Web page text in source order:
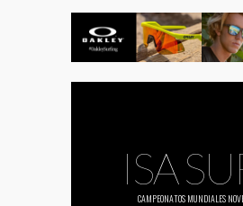
ISA
CAMPEONATOS MUNDIALES